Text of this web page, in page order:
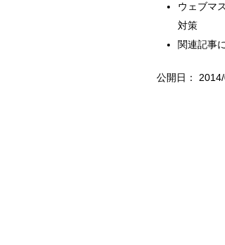
ウェブマ
対策
関連記事
公開日：